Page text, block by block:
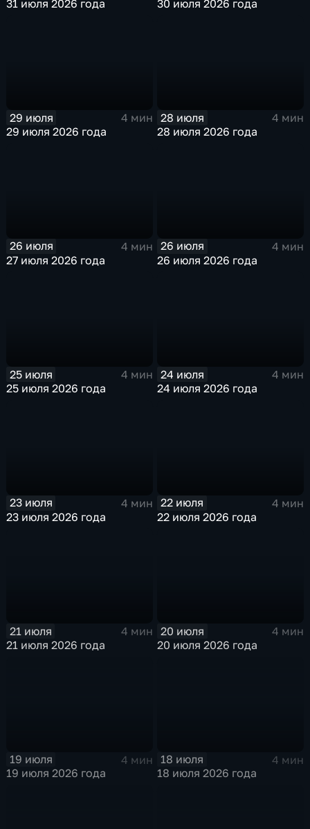
31 июля 2026 года 30 июля 2026 года
29 июля
4 мин
29 июля 2026 года
28 июля
4 мин
28 июля 2026 года
26 июля
4 мин
27 июля 2026 года
26 июля
4 мин
26 июля 2026 года
25 июля
4 мин
25 июля 2026 года
24 июля
4 мин
24 июля 2026 года
23 июля
4 мин
23 июля 2026 года
22 июля
4 мин
22 июля 2026 года
21 июля
4 мин
21 июля 2026 года
20 июля
4 мин
20 июля 2026 года
19 июля
4 мин
19 июля 2026 года
18 июля
4 мин
18 июля 2026 года